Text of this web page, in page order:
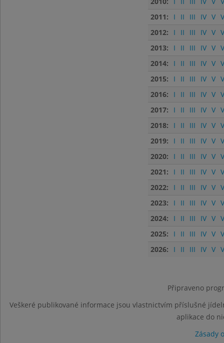
2011:
I II III IV V
2012:
I II III IV V
2013:
I II III IV V
2014:
I II III IV V
2015:
I II III IV V
2016:
I II III IV V
2017:
I II III IV V
2018:
I II III IV V
2019:
I II III IV V
2020:
I II III IV V
2021:
I II III IV V
2022:
I II III IV V
2023:
I II III IV V
2024:
I II III IV V
2025:
I II III IV V
2026:
I II III IV V
Připraveno
Veškeré publikované informace jsou vlastnictvím příslušné
aplikace do
Zásady